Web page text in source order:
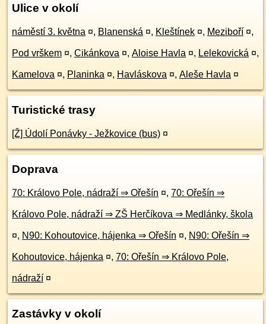
Ulice v okolí
náměstí 3. května ¤, Blanenská ¤, Kleštínek ¤, Meziboří ¤,
Pod vrškem ¤, Cikánkova ¤, Aloise Havla ¤, Lelekovická ¤,
Kamelova ¤, Planinka ¤, Havláskova ¤, Aleše Havla ¤
Turistické trasy
[Ž] Údolí Ponávky - Ježkovice (bus) ¤
Doprava
70: Královo Pole, nádraží ⇒ Ořešín ¤, 70: Ořešín ⇒
Královo Pole, nádraží ⇒ ZŠ Herčíkova ⇒ Medlánky, škola
¤, N90: Kohoutovice, hájenka ⇒ Ořešín ¤, N90: Ořešín ⇒
Kohoutovice, hájenka ¤, 70: Ořešín ⇒ Královo Pole,
nádraží ¤
Zastávky v okolí